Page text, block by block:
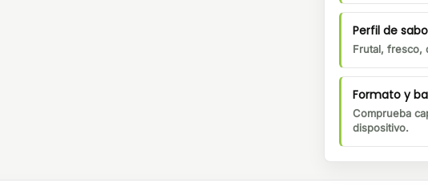
Perfil de
Frutal, fresco,
Formato y
Comprueba
dispositivo.